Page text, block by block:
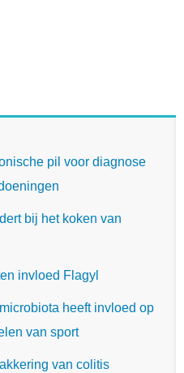
pil voor diagnose
bij het koken van
invloed Flagyl
heeft invloed op
van sport
van colitis